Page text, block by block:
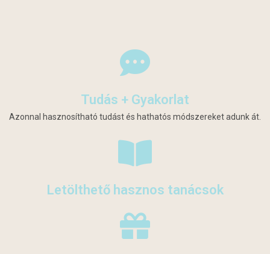
Tudás + Gyakorlat
Azonnal hasznosítható tudást és hathatós módszereket adunk át.
Letölthető hasznos tanácsok